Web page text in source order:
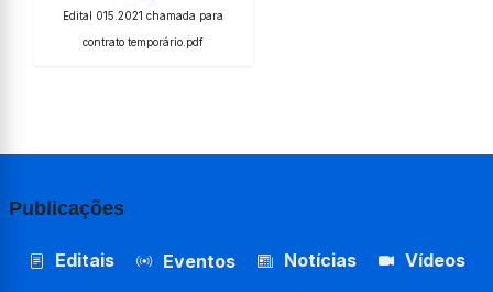
Edital 015.2021 chamada para
contrato temporário.pdf
Publicações
Editais Eventos Notícias Vídeos